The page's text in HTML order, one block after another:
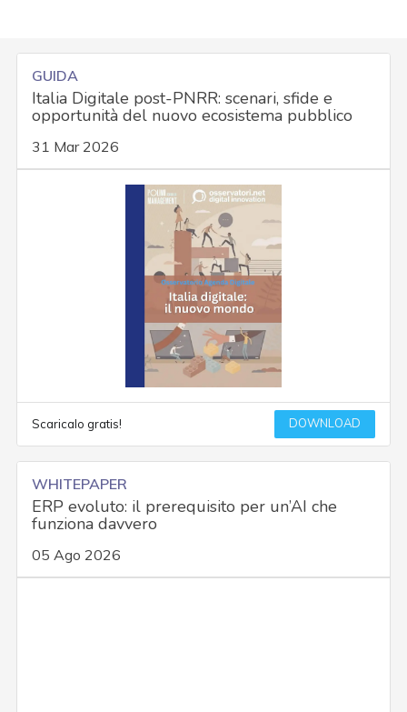
GUIDA
Italia Digitale post-PNRR: scenari, sfide e
opportunità del nuovo ecosistema pubblico
31 Mar 2026
Scaricalo gratis! DOWNLOAD
WHITEPAPER
ERP evoluto: il prerequisito per un’AI che
funziona davvero
05 Ago 2026